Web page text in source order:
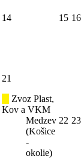
14 15 16
21
Zvoz Plast,
Kov a VKM
Medzev
(Košice
-
okolie)
22 23